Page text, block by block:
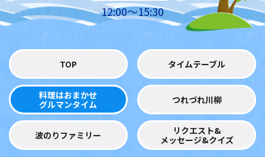
12:00～15:30
TOP タイムテーブル
料理はおまかせ
グルマンタイム
つれづれ川柳
波のりファミリー
リクエスト&
メッセージ&クイズ